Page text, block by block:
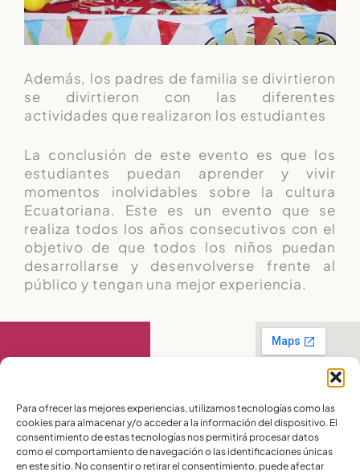
Para ofrecer las mejores experiencias, utilizamos tecnologías como las
cookies para almacenar y/o acceder a la información del dispositivo. El
consentimiento de estas tecnologías nos permitirá procesar datos
como el comportamiento de navegación o las identificaciones únicas
en este sitio. No consentir o retirar el consentimiento, puede afectar
Además, los padres de familia se divirtieron
se divirtieron con las diferentes
actividades que realizaron los estudiantes
La conclusión de este evento es que los
estudiantes puedan aprender y vivir
momentos inolvidables sobre la cultura
Ecuatoriana. Este es un evento que se
realiza todos los años consecutivos con el
objetivo de que todos los niños puedan
desarrollarse y desenvolverse frente al
público y tengan una mejor experiencia.
Contáctanos
PBX:(04) 372 5220
Celular:099 016
2715
Celular:098 580